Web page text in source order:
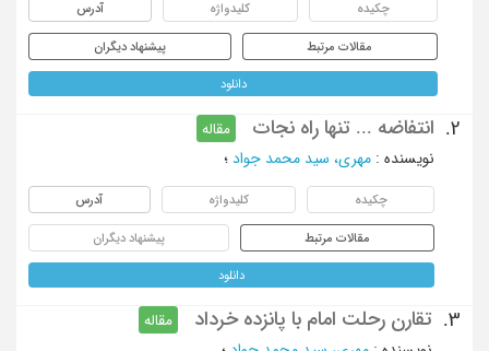
چکیده کلیدواژه آدرس
مقالات مرتبط پیشنهاد دیگران
دانلود
2. انتفاضه ... تنها راه نجات
مقاله
نویسنده : مهری، سید محمد جواد ؛
چکیده کلیدواژه آدرس
مقالات مرتبط پیشنهاد دیگران
دانلود
3. تقارن رحلت امام با پانزده خرداد
مقاله